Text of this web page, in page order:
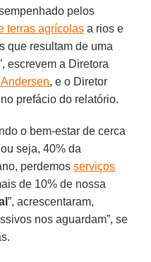
pelos
terras agrícolas a rios e
que resultam de uma
escrevem a Diretora
Andersen, e o Diretor
no prefácio do relatório.
o bem-estar de cerca
seja, 40% da
perdemosserviços
de 10% de nossa
”, acrescentaram,
nos aguardam”, se